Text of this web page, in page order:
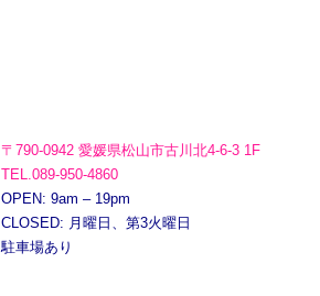
〒790-0942 愛媛県松山市古川北4-6-3 1F
TEL.089-950-4860
OPEN: 9am – 19pm
CLOSED: 月曜日、第3火曜日
駐車場あり